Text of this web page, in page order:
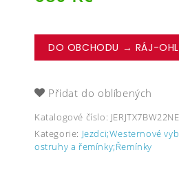
DO OBCHODU → RÁJ-
Přidat do oblíbených
Katalogové číslo:
Kategorie: Jezdci;Westernové
ostruhy a řemínky;Řemínky